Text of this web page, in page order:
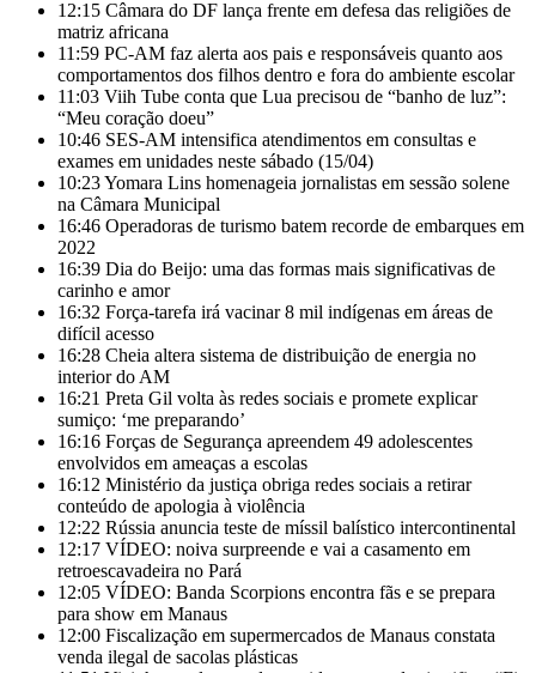
12:15 Câmara do DF lança frente em defesa das religiões de
matriz africana
11:59 PC-AM faz alerta aos pais e responsáveis quanto aos
comportamentos dos filhos dentro e fora do ambiente escolar
11:03 Viih Tube conta que Lua precisou de “banho de luz”:
“Meu coração doeu”
10:46 SES-AM intensifica atendimentos em consultas e
exames em unidades neste sábado (15/04)
10:23Yomara Lins homenageia jornalistas em sessão solene
na Câmara Municipal
16:46 Operadoras de turismo batem recorde de embarques em
2022
16:39 Dia do Beijo: uma das formas mais significativas de
carinho e amor
16:32 Força-tarefa irá vacinar 8 mil indígenas em áreas de
difícil acesso
16:28 Cheia altera sistema de distribuição de energia no
interior do AM
16:21 Preta Gil volta às redes sociais e promete explicar
sumiço: ‘me preparando’
16:16 Forças de Segurança apreendem 49 adolescentes
envolvidos em ameaças a escolas
16:12 Ministério da justiça obriga redes sociais a retirar
conteúdo de apologia à violência
12:22 Rússia anuncia teste de míssil balístico intercontinental
12:17 VÍDEO: noiva surpreende e vai a casamento em
retroescavadeira no Pará
12:05 VÍDEO: Banda Scorpions encontra fãs e se prepara
para show em Manaus
12:00 Fiscalização em supermercados de Manaus constata
venda ilegal de sacolas plásticas